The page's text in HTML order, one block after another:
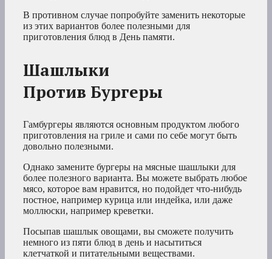
В противном случае попробуйте заменить некоторые
из этих вариантов более полезными для
приготовления блюд в День памяти.
Шашлыки
Против Бургеры
Гамбургеры являются основным продуктом любого
приготовления на гриле и сами по себе могут быть
довольно полезными.
Однако замените бургеры на мясные шашлыки для
более полезного варианта. Вы можете выбрать любое
мясо, которое вам нравится, но подойдет что-нибудь
постное, например курица или индейка, или даже
моллюски, например креветки.
Посыпав шашлык овощами, вы сможете получить
немного из пяти блюд в день и насытиться
клетчаткой и питательными веществами.